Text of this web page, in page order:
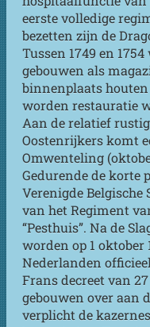
eerste volledige
bezetten zijn de
Tussen 1749 en
gebouwen als
binnenplaats
worden restauratie
Aan de relatief
Oostenrijkers komt
Omwenteling
Gedurende de korte
Verenigde
van het Regiment
“Pesthuis”. Na de
worden op 1 oktober
Nederlanden
Frans decreet van
gebouwen over aan
verplicht de